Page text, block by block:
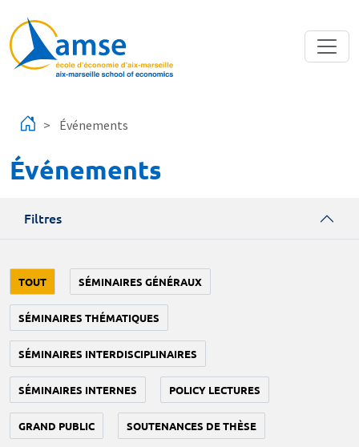
Événements
Événements
Filtres
TOUT SÉMINAIRES GÉNÉRAUX
SÉMINAIRES THÉMATIQUES
SÉMINAIRES INTERDISCIPLINAIRES
SÉMINAIRES INTERNES POLICY LECTURES
GRAND PUBLIC SOUTENANCES DE THÈSE